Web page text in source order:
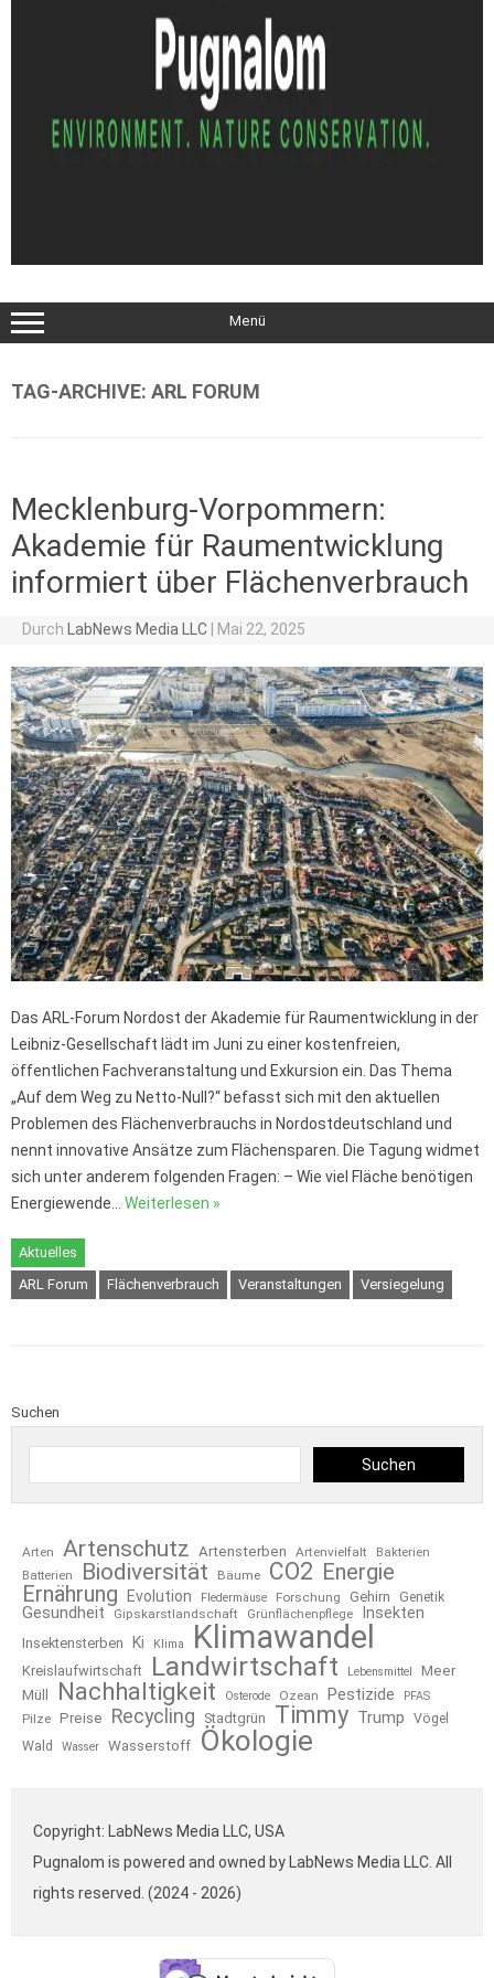
Menü
TAG-ARCHIVE: ARL FORUM
Mecklenburg-Vorpommern:
Akademie für Raumentwicklung
informiert über Flächenverbrauch
Durch LabNews Media LLC Mai 22, 2025
Das ARL-Forum Nordost der Akademie für Raumentwicklung in der
Leibniz-Gesellschaft lädt im Juni zu einer kostenfreien,
öffentlichen Fachveranstaltung und Exkursion ein. Das Thema
„Auf dem Weg zu Netto-Null?“ befasst sich mit den aktuellen
Problemen des Flächenverbrauchs in Nordostdeutschland und
nennt innovative Ansätze zum Flächensparen. Die Tagung widmet
sich unter anderem folgenden Fragen: – Wie viel Fläche benötigen
Energiewende… Weiterlesen »
Aktuelles
ARL Forum
Flächenverbrauch Veranstaltungen Versiegelung
Suchen
Suchen
Arten Artenschutz Artensterben Artenvielfalt
Bakterien
Batterien
Biodiversität Bäume CO2 Energie
Ernährung
Evolution Fledermäuse Forschung Gehirn Genetik
Gesundheit Gipskarstlandschaft Grünflächenpflege Insekten
Insektensterben Ki Klima Klimawandel
Kreislaufwirtschaft Landwirtschaft Lebensmittel
Meer
Müll
Nachhaltigkeit Osterode Ozean Pestizide PFAS
Pilze Preise Recycling Stadtgrün Timmy Trump
Vögel
Wald
Wasser Wasserstoff Ökologie
Copyright: LabNews Media LLC, USA
Pugnalom is powered and owned by LabNews Media LLC. All
rights reserved. (2024 - 2026)